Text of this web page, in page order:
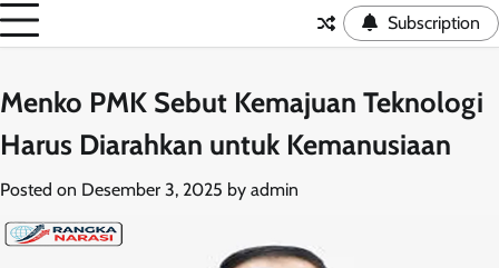
Subscription
Menko PMK Sebut Kemajuan Teknologi
Harus Diarahkan untuk Kemanusiaan
Posted on Desember 3, 2025 by admin